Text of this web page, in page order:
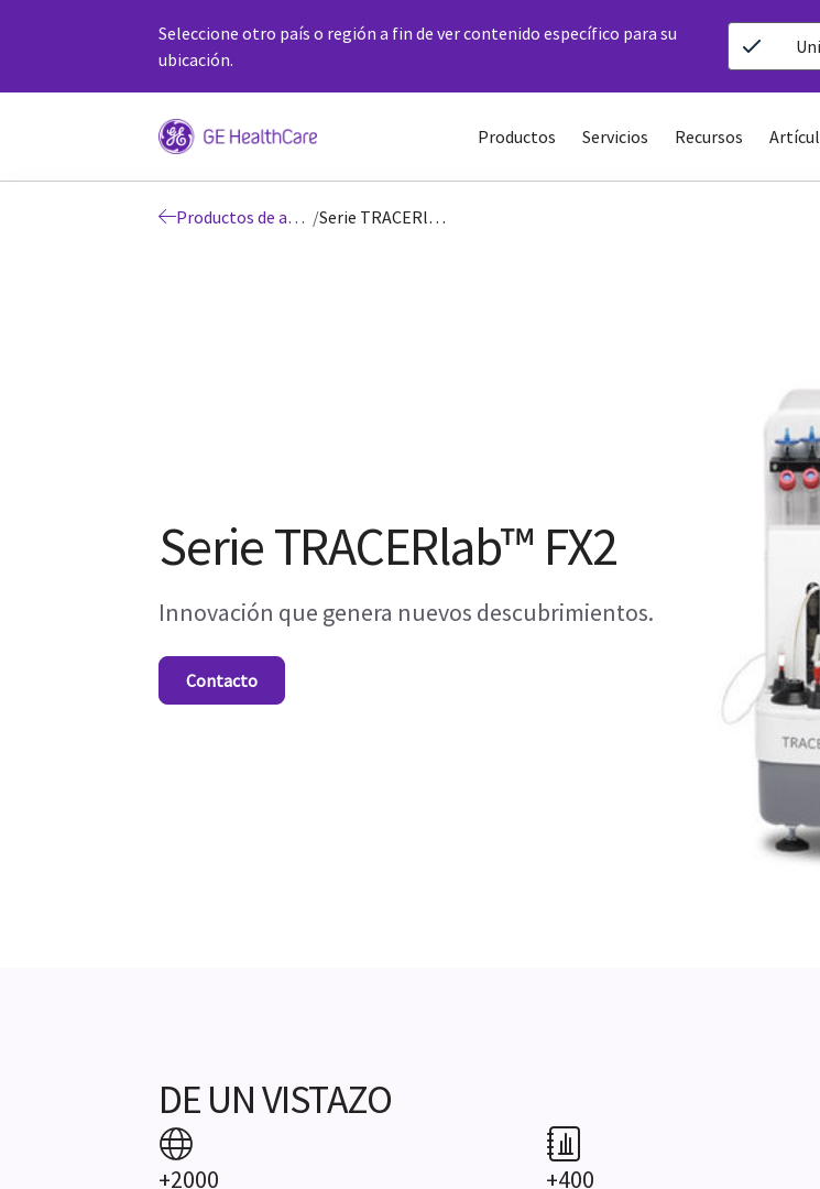
Seleccione otro país o región a fin de ver contenido específico para su
ubicación.
Productos Servicios Recursos
Productos de adquisición de imágenes moleculares / Serie TRACERlab™ FX2
Serie TRACERlab™ FX2
Innovación que genera nuevos descubrimientos.
Contacto
DE UN VISTAZO
+2000 +400